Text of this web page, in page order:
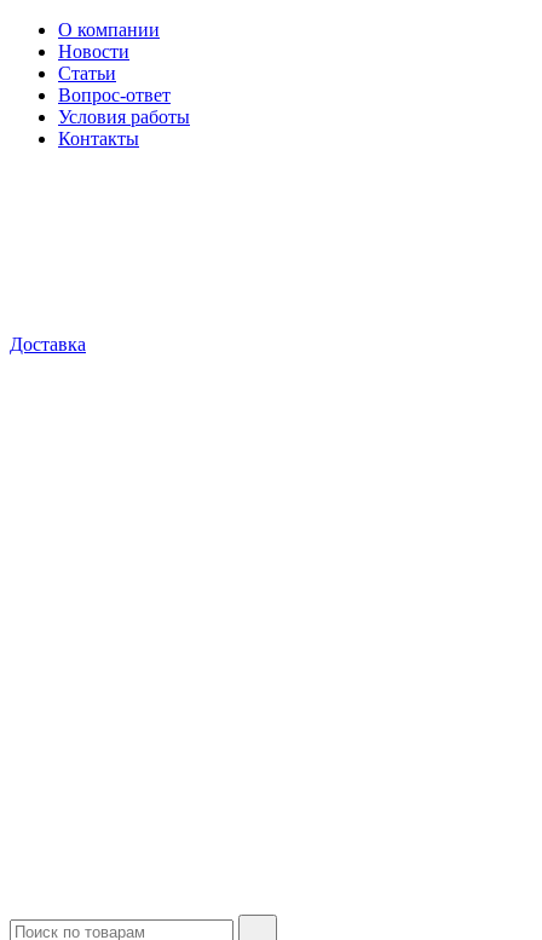
О компании
Новости
Статьи
Вопрос-ответ
Условия работы
Контакты
Доставка